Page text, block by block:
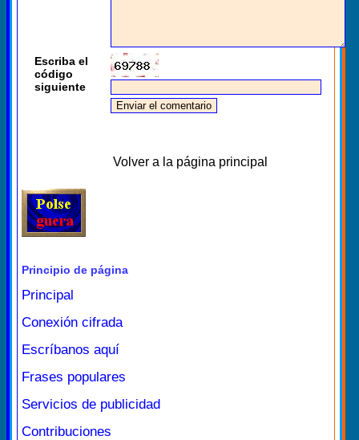
Escriba el
código
siguiente
Volver a la página principal
Principio de página
Principal
Conexión cifrada
Escríbanos aquí
Frases populares
Servicios de publicidad
Contribuciones